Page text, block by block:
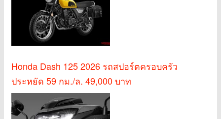
Honda Dash 125 2026 รถสปอร์ตครอบครัว
ประหยัด 59 กม./ล. 49,000 บาท